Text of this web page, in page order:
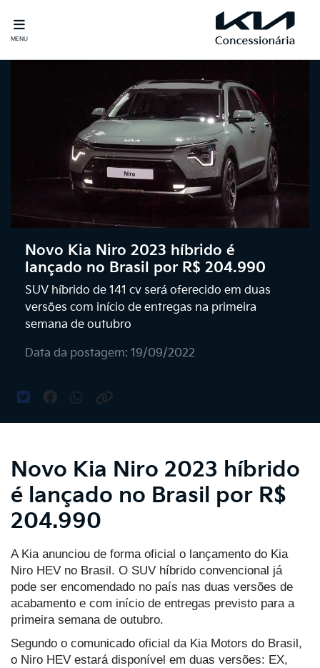
MENU
Novo Kia Niro 2023 híbrido é
lançado no Brasil por R$ 204.990
SUV híbrido de 141 cv será oferecido em duas
versões com início de entregas na primeira
semana de outubro
Data da postagem: 19/09/2022
Novo Kia Niro 2023 híbrido
é lançado no Brasil por R$
204.990
A Kia anunciou de forma oficial o lançamento do Kia
Niro HEV no Brasil. O SUV híbrido convencional já
pode ser encomendado no país nas duas versões de
acabamento e com início de entregas previsto para a
primeira semana de outubro.
Segundo o comunicado oficial da Kia Motors do Brasil,
o Niro HEV estará disponível em duas versões: EX,